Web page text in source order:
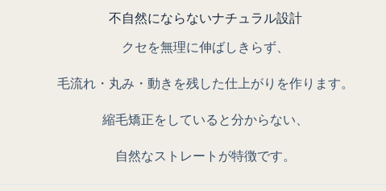
不自然にならないナチュラル設計
クセを無理に伸ばしきらず、
毛流れ・丸み・動きを残した仕上がり を作ります。
縮毛矯正をしていると分からない、
自然なストレートが特徴です。